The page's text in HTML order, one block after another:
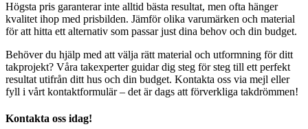
Högsta pris garanterar inte alltid bästa resultat, men ofta hänger
kvalitet ihop med prisbilden. Jämför olika varumärken och material
för att hitta ett alternativ som passar just dina behov och din budget.
Behöver du hjälp med att välja rätt material och utformning för ditt
takprojekt? Våra takexperter guidar dig steg för steg till ett perfekt
resultat utifrån ditt hus och din budget. Kontakta oss via mejl eller
fyll i vårt kontaktformulär – det är dags att förverkliga takdrömmen!
Kontakta oss idag!